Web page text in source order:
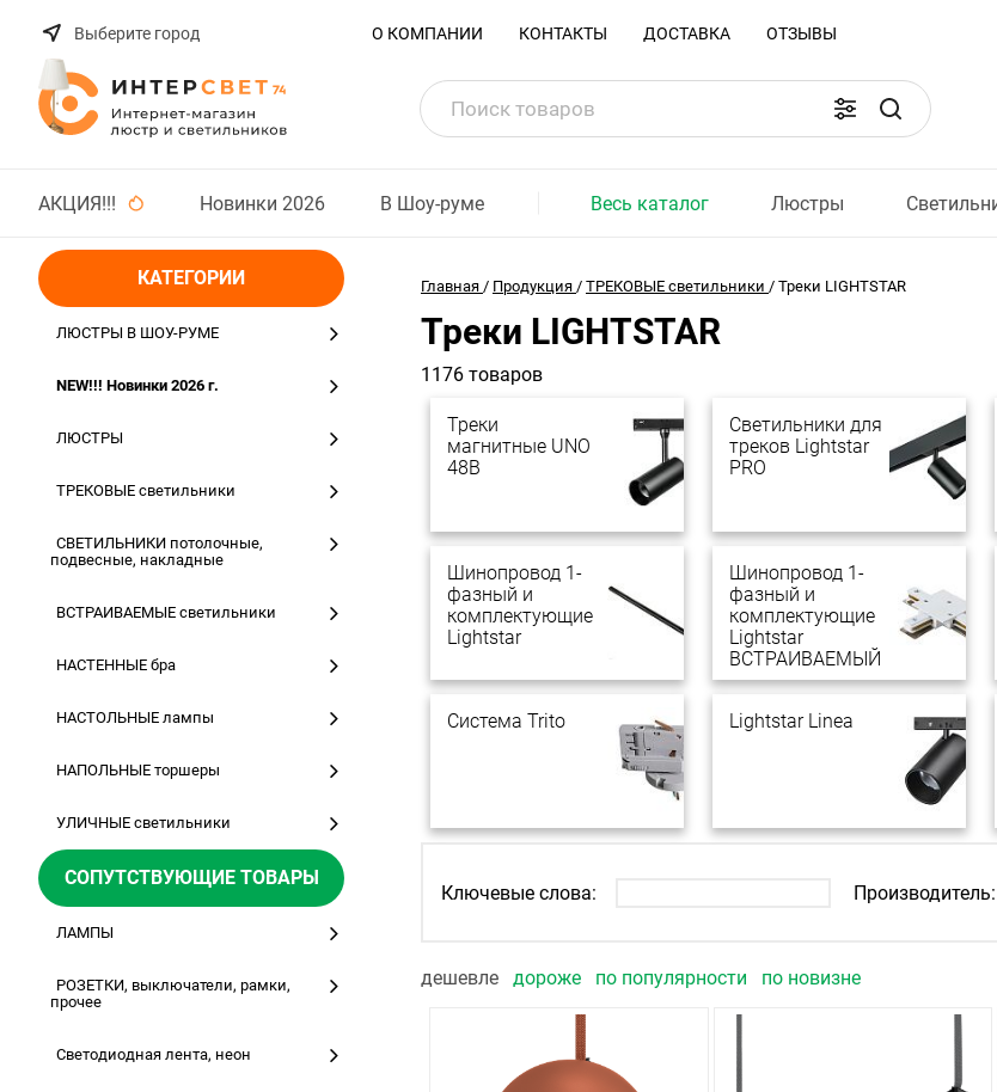
Выберите город О КОМПАНИИ КОНТАКТЫ ДОСТАВКА ОТЗЫВЫ
АКЦИЯ!!! Новинки 2026 В Шоу-руме Весь каталог Люстры
КАТЕГОРИИ
ЛЮСТРЫ В ШОУ-РУМЕ
NEW!!! Новинки 2026 г.
ЛЮСТРЫ
ТРЕКОВЫЕ светильники
СВЕТИЛЬНИКИ потолочные,
подвесные, накладные
ВСТРАИВАЕМЫЕ светильники
НАСТЕННЫЕ бра
НАСТОЛЬНЫЕ лампы
НАПОЛЬНЫЕ торшеры
УЛИЧНЫЕ светильники
СОПУТСТВУЮЩИЕ ТОВАРЫ
ЛАМПЫ
РОЗЕТКИ, выключатели, рамки,
прочее
Светодиодная лента, неон
Главная / Продукция / ТРЕКОВЫЕ светильники / Треки LIGHTSTAR
Треки LIGHTSTAR
1176 товаров
Треки
магнитные UNO
48В
Светильники для
треков Lightstar
PRO
Шинопровод 1-
фазный и
комплектующие
Lightstar
Шинопровод 1-
фазный и
комплектующие
Lightstar
ВСТРАИВАЕМЫЙ
Система Trito Lightstar Linea
Ключевые слова: Производитель:
дешевле дороже по популярности по новизне